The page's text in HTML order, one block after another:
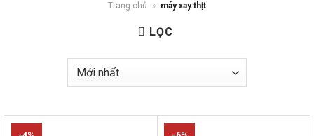
Trang chủ » máy xay thịt
LỌC